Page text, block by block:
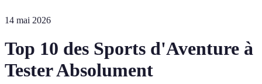
14 mai 2026
Top 10 des Sports d'Aventure à
Tester Absolument